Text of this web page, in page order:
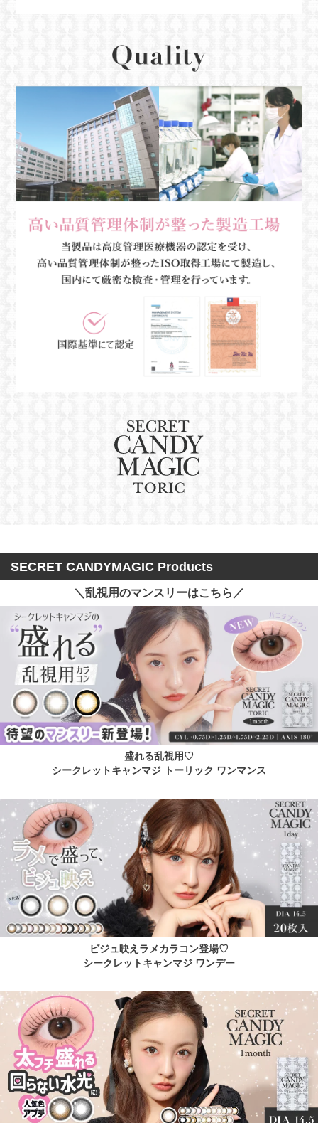
SECRET CANDYMAGIC Products
＼乱視用のマンスリーはこちら／
盛れる乱視用♡
シークレットキャンマジ トーリック ワンマンス
ビジュ映えラメカラコン登場♡
シークレットキャンマジ ワンデー